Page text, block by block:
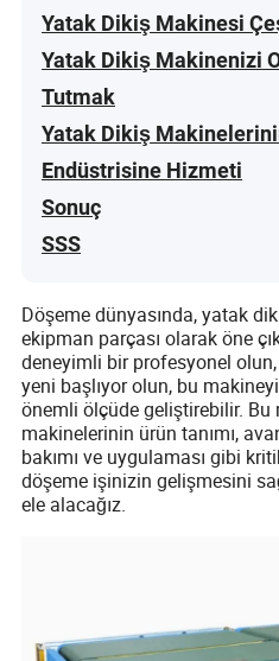
Yatak Dikiş Makinesi
Yatak Dikiş Makinenizi
Tutmak
Yatak Dikiş
Endüstrisine Hizmeti
Sonuç
SSS
Döşeme dünyasında, yatak
ekipman parçası olarak öne
deneyimli bir profesyonel
yeni başlıyor olun, bu
önemli ölçüde geliştirebilir.
makinelerinin ürün tanımı,
bakımı ve uygulaması gibi
döşeme işinizin gelişmesini
ele alacağız.